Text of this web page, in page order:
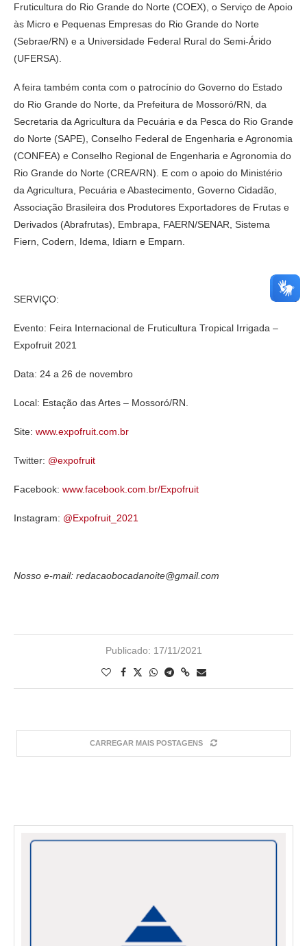
Fruticultura do Rio Grande do Norte (COEX), o Serviço de Apoio
às Micro e Pequenas Empresas do Rio Grande do Norte
(Sebrae/RN) e a Universidade Federal Rural do Semi-Árido
(UFERSA).
A feira também conta com o patrocínio do Governo do Estado
do Rio Grande do Norte, da Prefeitura de Mossoró/RN, da
Secretaria da Agricultura da Pecuária e da Pesca do Rio Grande
do Norte (SAPE), Conselho Federal de Engenharia e Agronomia
(CONFEA) e Conselho Regional de Engenharia e Agronomia do
Rio Grande do Norte (CREA/RN). E com o apoio do Ministério
da Agricultura, Pecuária e Abastecimento, Governo Cidadão,
Associação Brasileira dos Produtores Exportadores de Frutas e
Derivados (Abrafrutas), Embrapa, FAERN/SENAR, Sistema
Fiern, Codern, Idema, Idiarn e Emparn.
SERVIÇO:
Evento: Feira Internacional de Fruticultura Tropical Irrigada –
Expofruit 2021
Data: 24 a 26 de novembro
Local: Estação das Artes – Mossoró/RN.
Site: www.expofruit.com.br
Twitter: @expofruit
Facebook: www.facebook.com.br/Expofruit
Instagram: @Expofruit_2021
Nosso e-mail: redacaobocadanoite@gmail.com
Publicado: 17/11/2021
CARREGAR MAIS POSTAGENS